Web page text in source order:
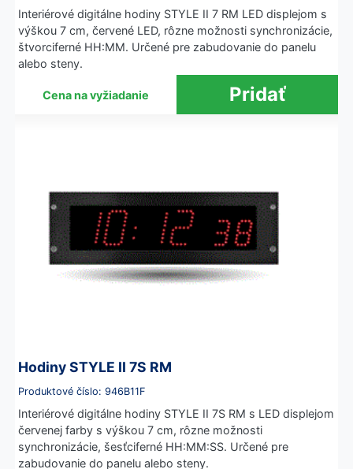
Interiérové digitálne hodiny STYLE II 7 RM LED displejom s
výškou 7 cm, červené LED, rôzne možnosti synchronizácie,
štvorciferné HH:MM. Určené pre zabudovanie do panelu
alebo steny.
Cena na vyžiadanie
Hodiny STYLE II 7S RM
Produktové číslo: 946B11F
Interiérové digitálne hodiny STYLE II 7S RM s LED displejom
červenej farby s výškou 7 cm, rôzne možnosti
synchronizácie, šesťciferné HH:MM:SS. Určené pre
zabudovanie do panelu alebo steny.